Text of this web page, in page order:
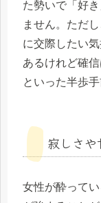
た勢いで「好
ません。ただ
に交際したい
あるけれど確
といった半歩
寂しさや
女性が酔って